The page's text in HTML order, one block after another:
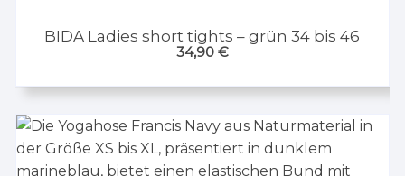
BIDA Ladies short tights – grün 34 bis 46
34,90 €